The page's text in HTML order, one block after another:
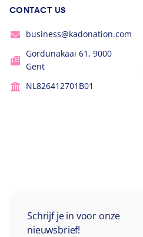
CONTACT US
business@kadonation.com
Gordunakaai 61, 9000
Gent
NL826412701B01
Schrijf je in voor onze
nieuwsbrief!